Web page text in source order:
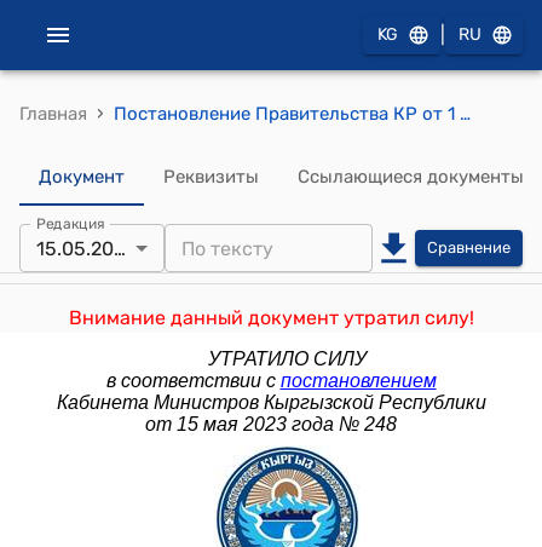
KG RU
Главная › Постановление Правительства КР от 1 ноября 2017 года № 723 "О Порядке формирования проекта республиканского бюджета и внесения изменений в республиканский бюджет"
Документ Реквизиты Ссылающиеся документы
Редакция
15.05.2023 Сравнение
Внимание данный документ утратил силу!